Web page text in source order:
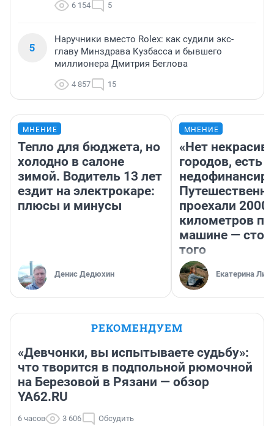
6 154 5
5
Наручники вместо Rolex: как судили экс-
главу Минздрава Кузбасса и бывшего
миллионера Дмитрия Беглова
4 857 15
МНЕНИЕ
Тепло для бюджета, но
холодно в салоне
зимой. Водитель 13 лет
ездит на электрокаре:
плюсы и минусы
Денис Дедюхин
МНЕНИЕ
«Нет
городов, есть
проехали 2000
километров по
машине —
того
Екатерина
РЕКОМЕНДУЕМ
«Девчонки, вы испытываете судьбу»:
что творится в подпольной рюмочной
на Березовой в Рязани — обзор
YA62.RU
6 часов 3 606 Обсудить